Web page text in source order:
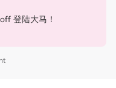
！“替完蜘蛛人，马上
登陆大马！
《笑笑笑笑丧》”！10